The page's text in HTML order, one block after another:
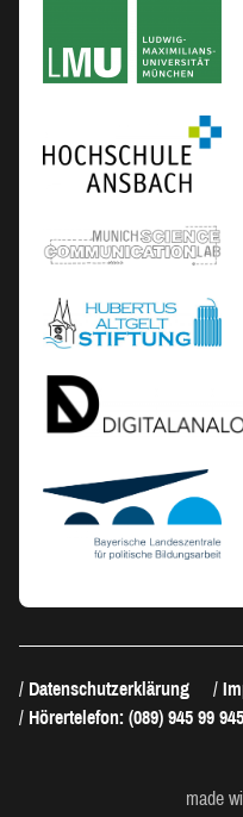
Datenschutzerklärung
Hörertelefon: (089) 945 99 945
made